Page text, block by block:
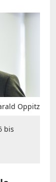
Oppitz
bis